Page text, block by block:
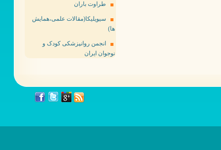
طراوت باران
سیویلیکا(مقالات علمی،همایش
ها)
انجمن روانپزشکی کودک و
نوجوان ایران